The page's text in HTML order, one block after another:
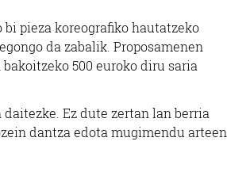
pieza koreografiko hautatzeko
da zabalik. Proposamenen
500 euroko diru saria
Ez dute zertan lan berria
dantza edota mugimendu arteen